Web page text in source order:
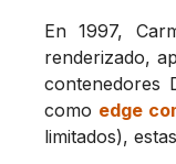
En 1997,
renderizado,
contenedores
como edge
limitados),